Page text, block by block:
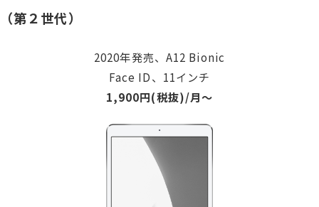
（第２世代）
2020年発売、A12 Bionic
Face ID、11インチ
1,900円(税抜)/月〜